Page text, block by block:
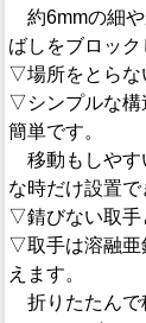
約6mmの細や
ばしをブロック
▽場所をとらな
▽シンプルな構
簡単です。
移動もしやす
な時だけ設置で
▽錆びない取手
▽取手は溶融亜
えます。
折りたたんで